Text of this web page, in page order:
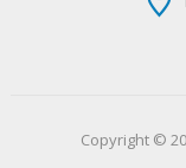
Copyright ©